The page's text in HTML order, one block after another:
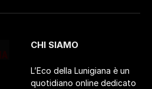
CHI SIAMO
L’Eco della Lunigiana è un
quotidiano online dedicato